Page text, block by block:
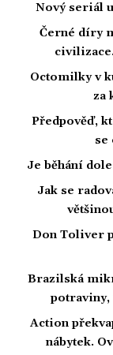
Nový seriál
Černé díry
Octomilky v
za
Předpověď,
se
Je běhání
Jak se
Don Toliver
Brazilská
Action
nábytek.